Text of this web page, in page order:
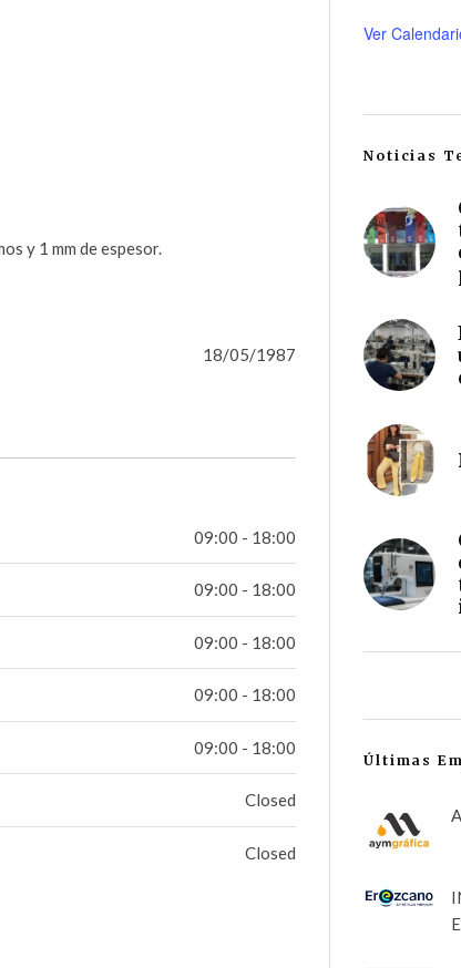
y 1 mm de espesor.
18/05/1987
09:00 - 18:00
09:00 - 18:00
09:00 - 18:00
09:00 - 18:00
09:00 - 18:00
Closed
Closed
Ver
Noticias
Últimas